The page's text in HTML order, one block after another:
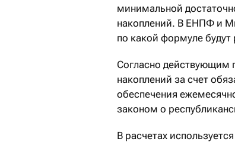
минимальной
накоплений. В ЕНПФ и
по какой формуле
Согласно действующим
накоплений за счет
обеспечения
законом о
В расчетах